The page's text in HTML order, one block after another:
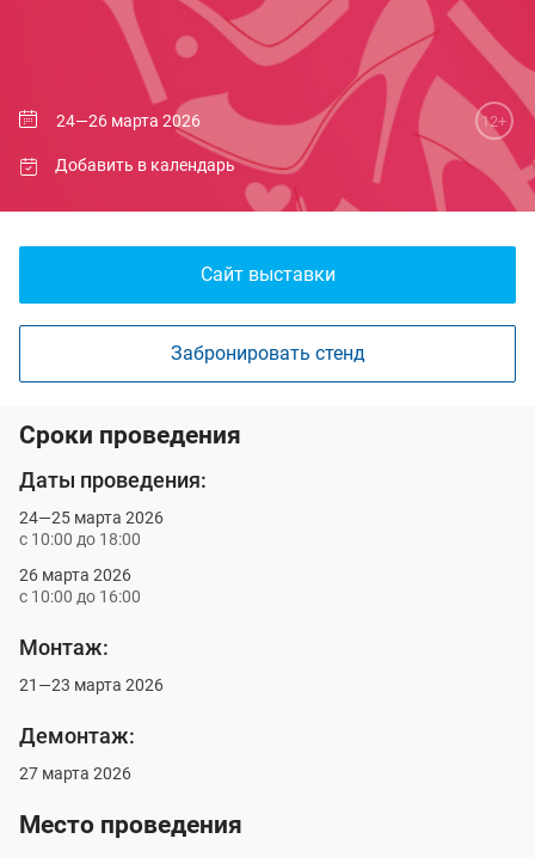
24—26 марта 2026
Добавить в календарь
12+
Сайт выставки
Забронировать стенд
Сроки проведения
Даты проведения:
24—25 марта 2026
с 10:00 до 18:00
26 марта 2026
с 10:00 до 16:00
Монтаж:
21—23 марта 2026
Демонтаж:
27 марта 2026
Место проведения